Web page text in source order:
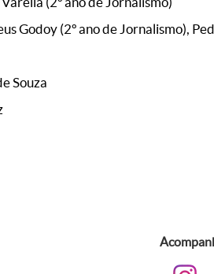
Godoy (2º ano de Jornalismo),
Souza